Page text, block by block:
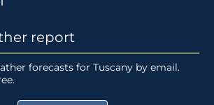
report
forecasts for Tuscany by email.